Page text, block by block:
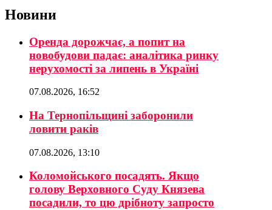
Новини
Оренда дорожчає, а попит на
новобудови падає: аналітика ринку
нерухомості за липень в Україні
07.08.2026, 16:52
На Тернопільщині заборонили
ловити раків
07.08.2026, 13:10
Коломойського посадять. Якщо
голову Верховного Суду Князева
посадили, то цю дрібноту запросто